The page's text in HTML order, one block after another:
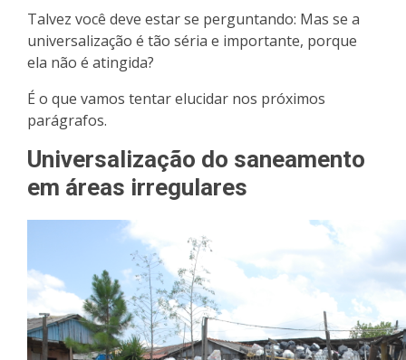
Talvez você deve estar se perguntando: Mas se a
universalização é tão séria e importante, porque
ela não é atingida?
É o que vamos tentar elucidar nos próximos
parágrafos.
Universalização do saneamento
em áreas irregulares